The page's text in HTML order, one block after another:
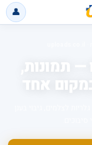
👤
תמונות,
אחד